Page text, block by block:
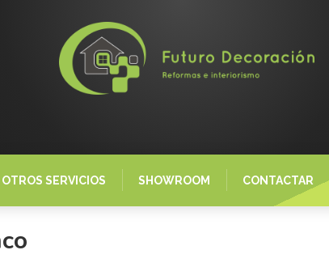
OTROS SERVICIOS SHOWROOM CONTACTAR